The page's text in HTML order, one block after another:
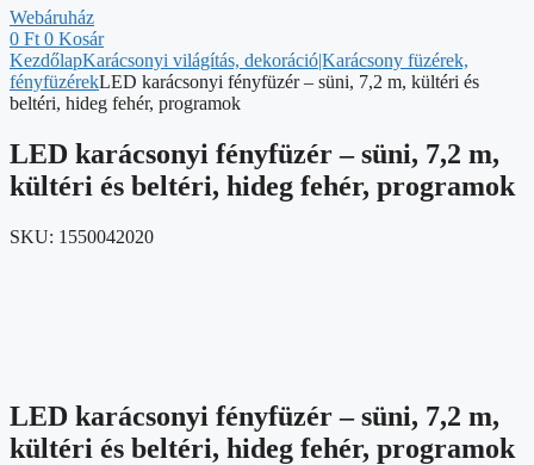
Webáruház
0 Ft 0 Kosár
KezdőlapKarácsonyi világítás, dekoráció|Karácsony füzérek,
fényfüzérekLED karácsonyi fényfüzér – süni, 7,2 m, kültéri és
beltéri, hideg fehér, programok
LED karácsonyi fényfüzér – süni, 7,2 m,
kültéri és beltéri, hideg fehér, programok
SKU: 1550042020
LED karácsonyi fényfüzér – süni, 7,2 m,
kültéri és beltéri, hideg fehér, programok